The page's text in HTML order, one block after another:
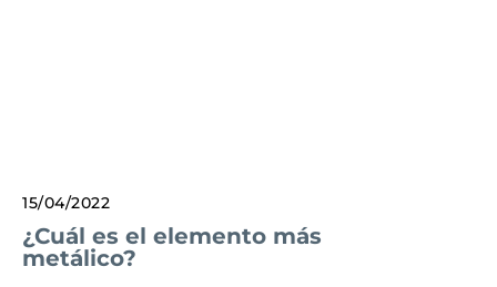
15/04/2022
¿Cuál es el elemento más
metálico?